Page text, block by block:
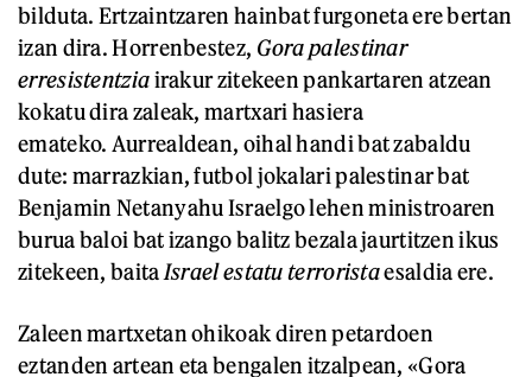
bilduta. Ertzaintzaren hainbat furgoneta ere bertan
izan dira. Horrenbestez, Gora palestinar
erresistentziairakur zitekeen pankartaren atzean
kokatu dira zaleak, martxari hasiera
emateko. Aurrealdean, oihal handi bat zabaldu
dute: marrazkian, futbol jokalari palestinar bat
Benjamin Netanyahu Israelgo lehen ministroaren
burua baloi bat izango balitz bezala jaurtitzen ikus
zitekeen, baita Israel estatu terroristaesaldia ere.
Zaleen martxetan ohikoak diren petardoen
eztanden artean eta bengalen itzalpean, «Gora